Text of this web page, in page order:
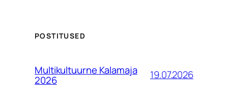
POSTITUSED
Multikultuurne Kalamaja
2026 19.07.2026